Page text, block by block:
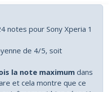
notes pour Sony Xperia 1
de 4/5, soit
la note maximum dans
et cela montre que ce